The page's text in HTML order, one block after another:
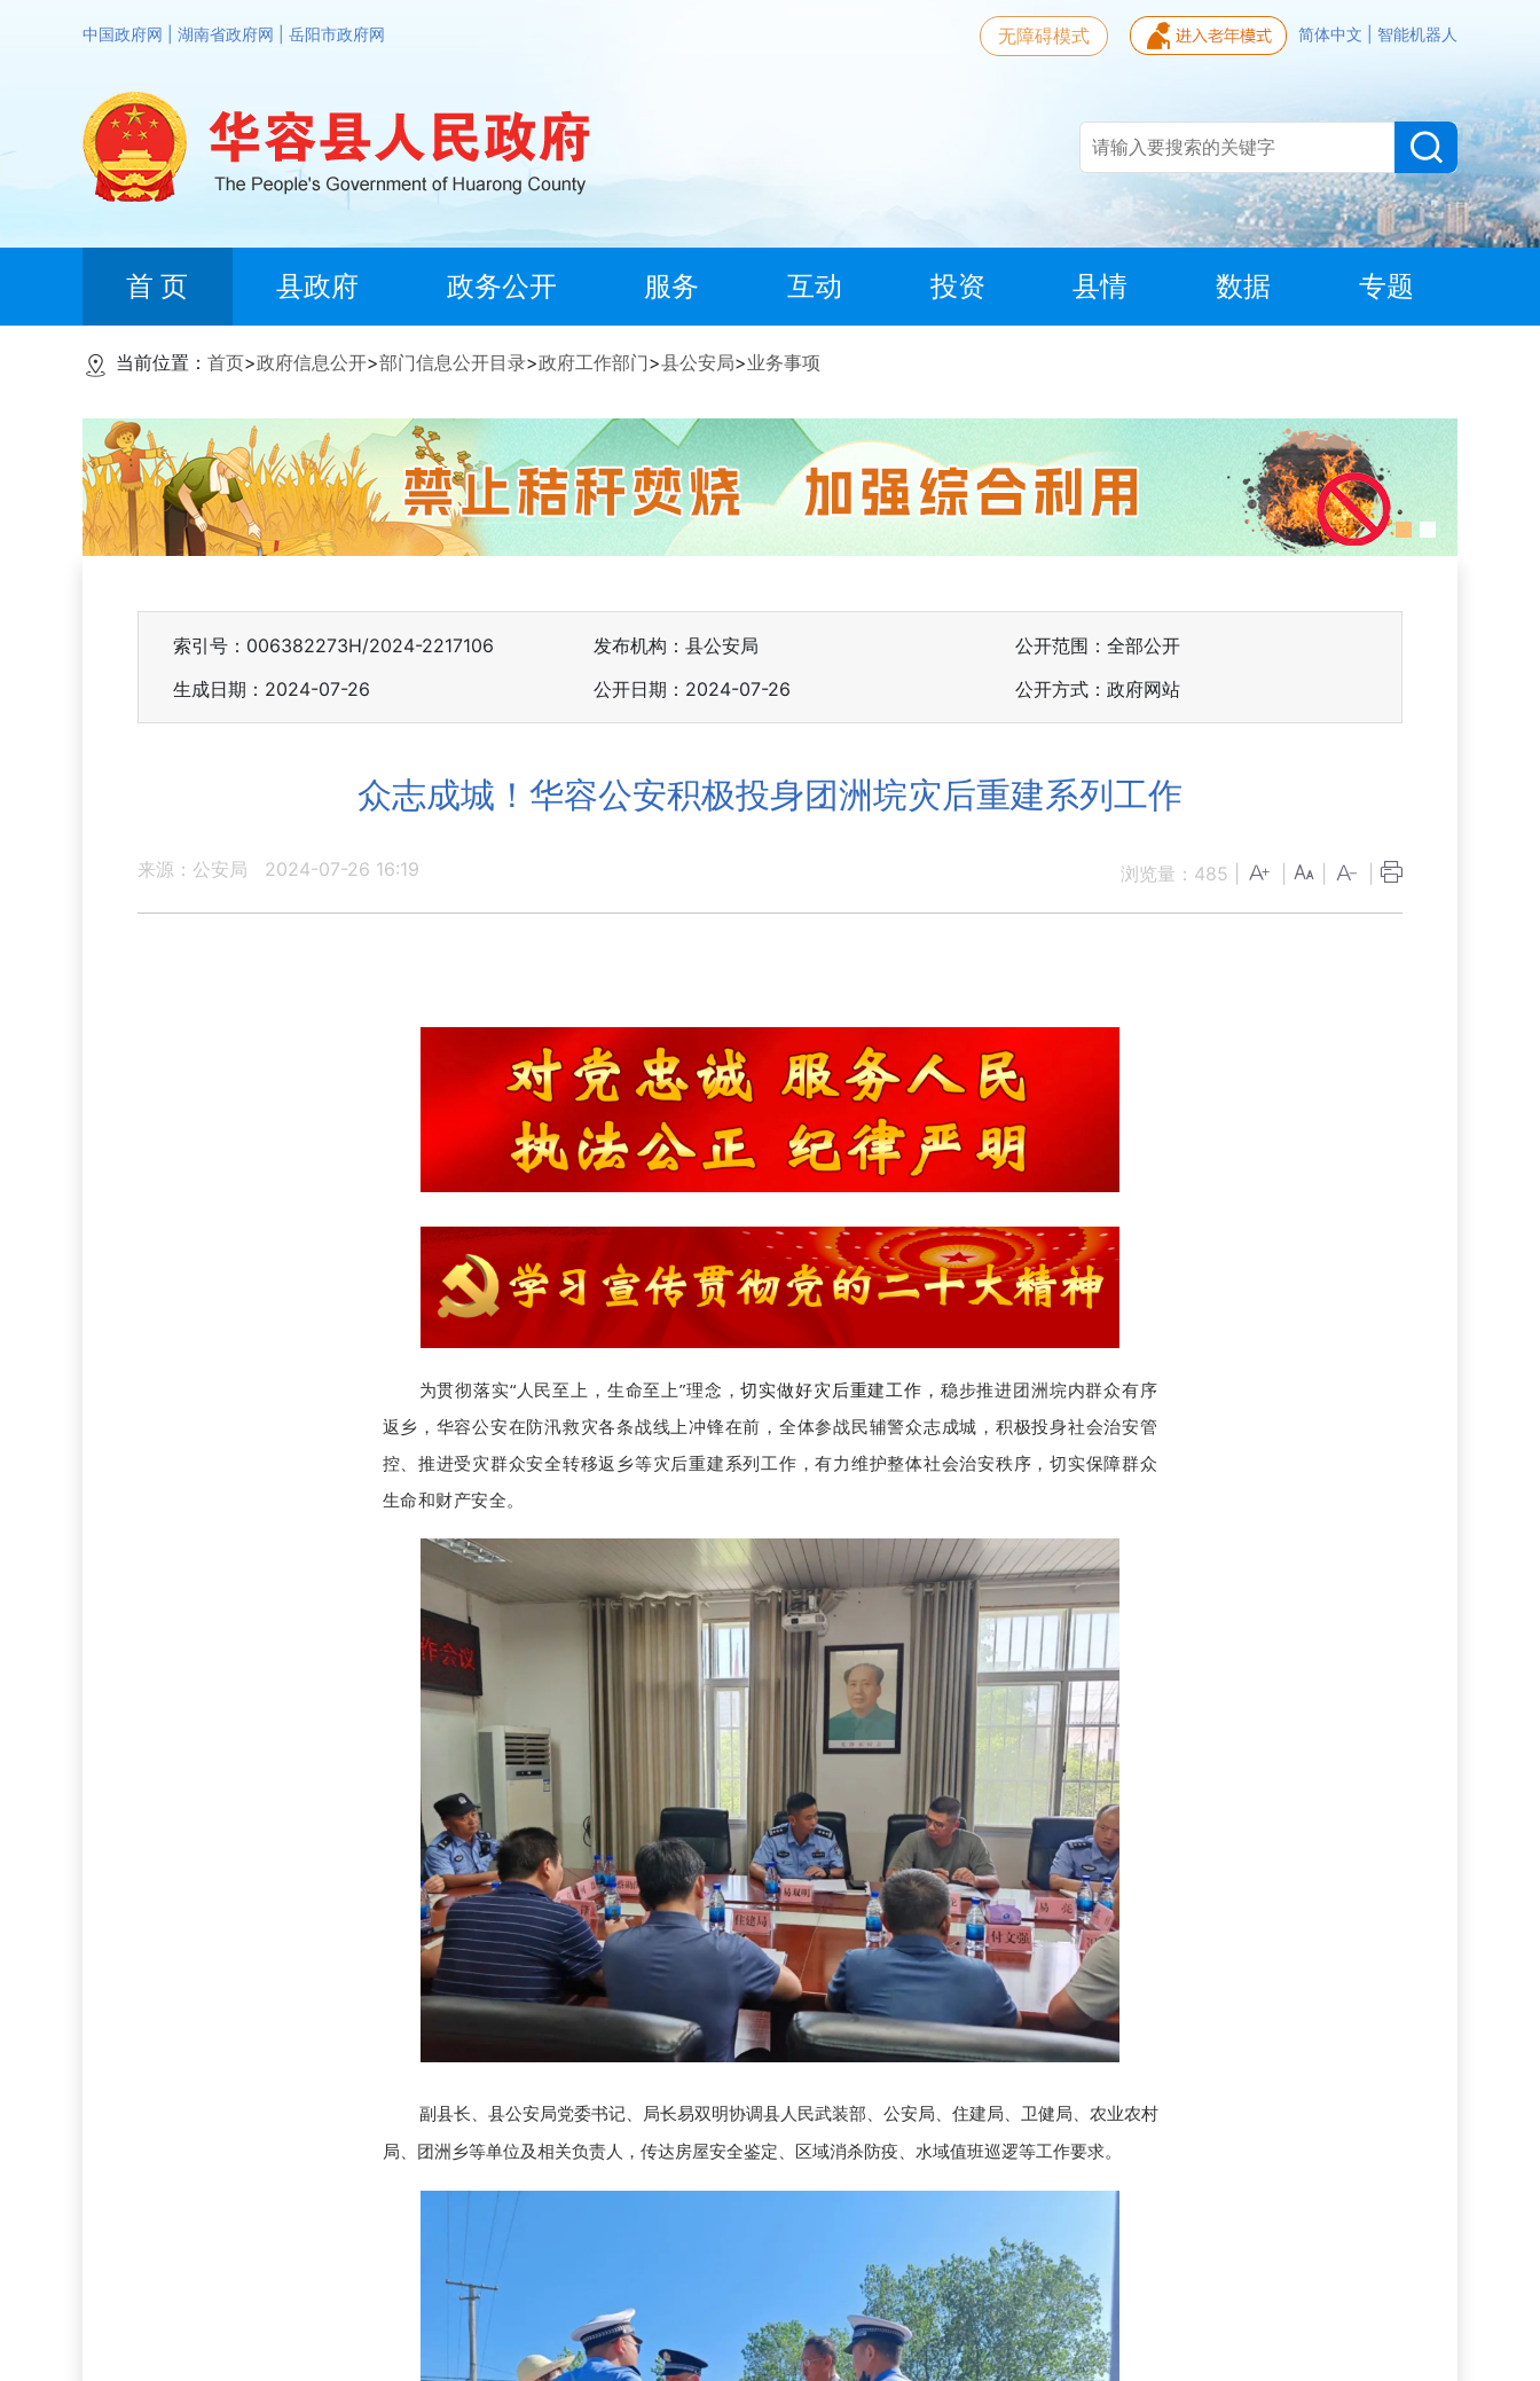
中国政府网 湖南省政府网 岳阳市政府网 简体中文 智能机器人
无障碍模式
首 页 县政府 政务公开 服务 互动 投资 县情 数据 专题
当前位置： 首页>政府信息公开>部门信息公开目录>政府工作部门>县公安局>业务事项
索引号：006382273H/2024-2217106 发布机构：县公安局
公开范围：全部公开
生成日期：2024-07-26
公开日期：2024-07-26 公开方式：政府网站
众志成城！华容公安积极投身团洲垸灾后重建系列工作
来源：公安局 2024-07-26 16:19 浏览量： 485
为贯彻落实“人民至上，生命至上”理念，切实做好灾后重建工作， 稳步推进团洲垸内群众有序
返乡，华容公安在防汛救灾各条战线上冲锋在前，全体参战民辅警众志成城，积极投身社会治安管
控、推进受灾群众安全转移返乡等灾后重建系列工作，有力维护整体社会治安秩序，切实保障群众
生命和财产安全。
副县长、县公安局党委书记、局长易双明协调县人民武装部、公安局、住建局、卫健局、农业农村
局、团洲乡等单位及相关负责人，传达房屋安全鉴定、区域消杀防疫、水域值班巡逻等工作要求。